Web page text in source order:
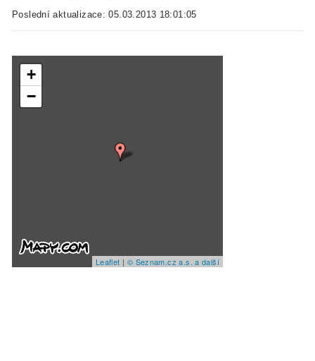
Poslední aktualizace: 05.03.2013 18:01:05
+
−
Leaflet | © Seznam.cz a.s. a další